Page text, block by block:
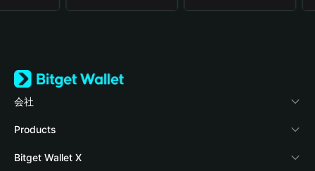
会社
Bitget Walletについて
ブログ
Products
Crypto Card
Bitget Wallet X